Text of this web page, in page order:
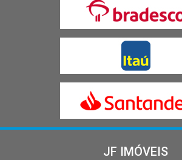
JF IMÓVEIS